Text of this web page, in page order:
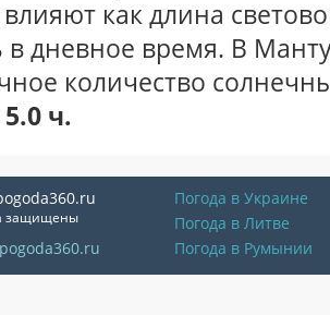
как длина
в дневное время. В
количество
5.0 ч.
защищены
Погода в Украине
Погода в Литве
Погода в Румынии